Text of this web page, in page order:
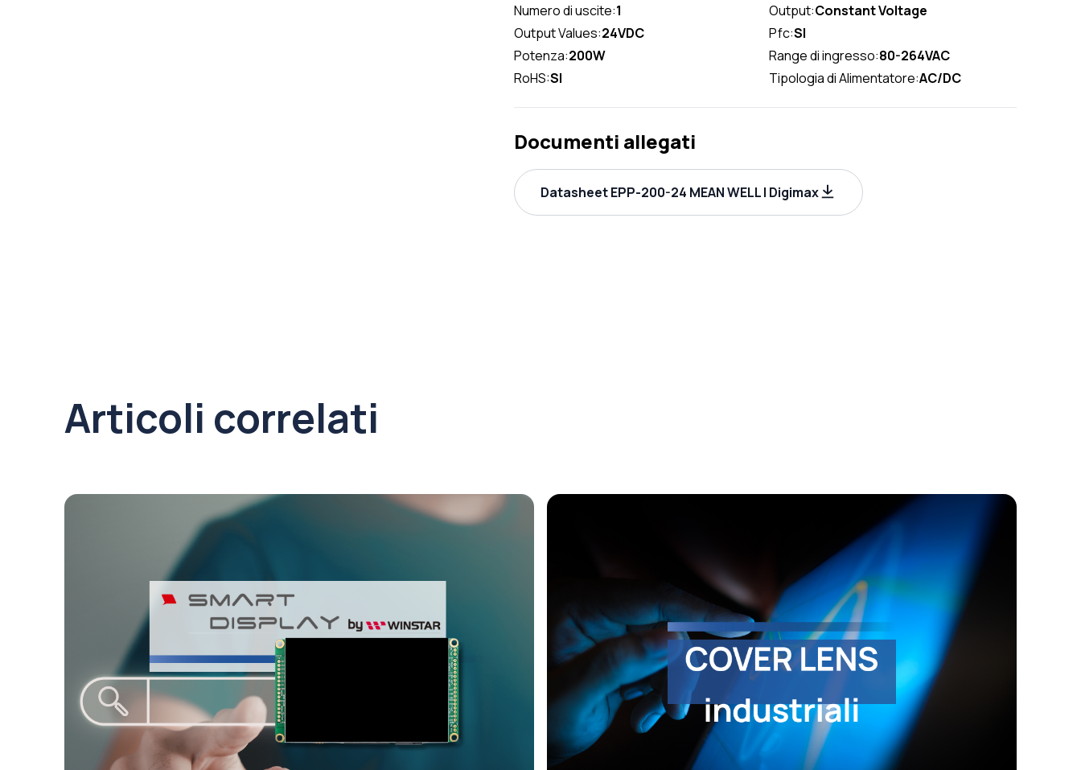
Numero di uscite:1 Output:Constant Voltage
Output Values:24VDC Pfc:SI
Potenza:200W Range di ingresso:80-264VAC
RoHS:SI Tipologia di Alimentatore:AC/DC
Documenti allegati
Datasheet EPP-200-24 MEAN WELL | Digimax
Articoli correlati